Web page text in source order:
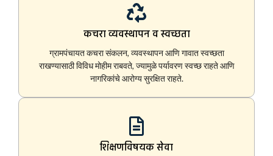
कचरा व्यवस्थापन व स्वच्छता
ग्रामपंचायत कचरा संकलन, व्यवस्थापन आणि गावात स्वच्छता
राखण्यासाठी विविध मोहीम राबवते, ज्यामुळे पर्यावरण स्वच्छ राहते आणि
नागरिकांचे आरोग्य सुरक्षित राहते.
शिक्षणविषयक सेवा